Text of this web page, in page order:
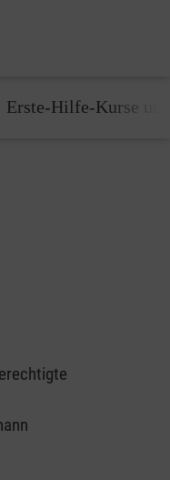
Erste-Hilfe-Kurse